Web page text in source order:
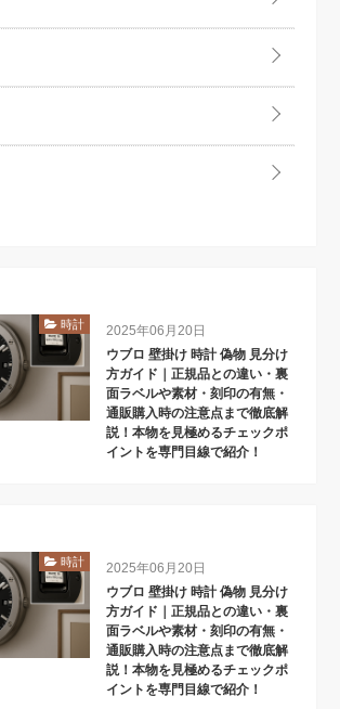
時計
2025年06月20日
ウブロ 壁掛け 時計 偽物 見分け
方ガイド｜正規品との違い・裏
面ラベルや素材・刻印の有無・
通販購入時の注意点まで徹底解
説！本物を見極めるチェックポ
イントを専門目線で紹介！
時計
2025年06月20日
ウブロ 壁掛け 時計 偽物 見分け
方ガイド｜正規品との違い・裏
面ラベルや素材・刻印の有無・
通販購入時の注意点まで徹底解
説！本物を見極めるチェックポ
イントを専門目線で紹介！